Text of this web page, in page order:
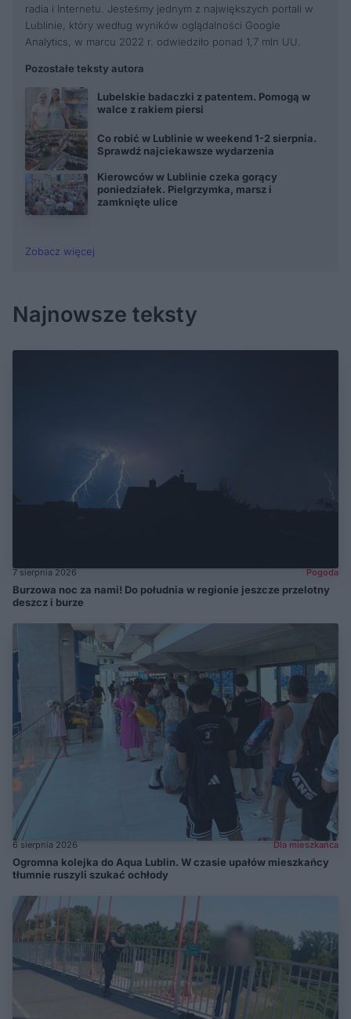
radia i Internetu. Jesteśmy jednym z największych portali w
Lublinie, który według wyników oglądalności Google
Analytics, w marcu 2022 r. odwiedziło ponad 1,7 mln UU.
Pozostałe teksty autora
Lubelskie badaczki z patentem. Pomogą w
walce z rakiem piersi
Co robić w Lublinie w weekend 1-2 sierpnia.
Sprawdź najciekawsze wydarzenia
Kierowców w Lublinie czeka gorący
poniedziałek. Pielgrzymka, marsz i
zamknięte ulice
Zobacz więcej
Najnowsze teksty
7 sierpnia 2026 Pogoda
Burzowa noc za nami! Do południa w regionie jeszcze przelotny
deszcz i burze
6 sierpnia 2026 Dla mieszkańca
Ogromna kolejka do Aqua Lublin. W czasie upałów mieszkańcy
tłumnie ruszyli szukać ochłody